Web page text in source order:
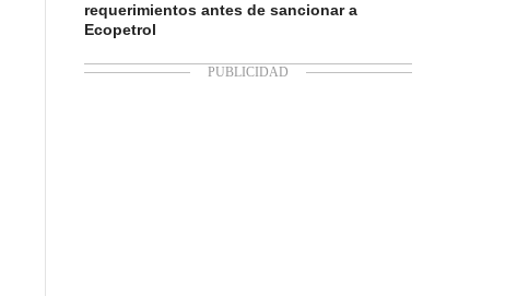
requerimientos antes de sancionar a
Ecopetrol